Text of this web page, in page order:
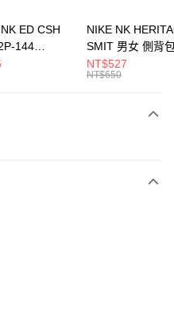
。
後，將跳轉至「AFTEE先享後付」
簡訊。
簡訊中的連結，可透過四大超商／
方視為交易完成。
運費
運費
運費
ED CSH
144
男女 短統襪
NIKE NK
SMIT 男女 側背
BA5871010
NT$527
NT$650